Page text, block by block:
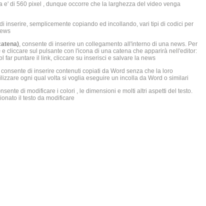
di 560 pixel , dunque occorre che la larghezza del video venga
inserire, semplicemente copiando ed incollando, vari tipi di codici per
, consente di inserire un collegamento all'interno di una news. Per
cliccare sul pulsante con l'icona di una catena che apparirà nell'editor:
far puntare il link, cliccare su inserisci e salvare la news
consente di inserire contenuti copiati da Word senza che la loro
ogni qual volta si voglia eseguire un incolla da Word o similari
di modificare i colori , le dimensioni e molti altri aspetti del testo.
il testo da modificare